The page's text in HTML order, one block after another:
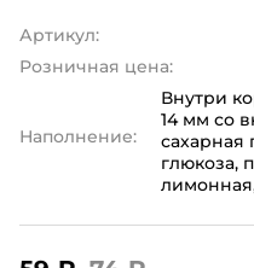
Артикул:
Розничная цена:
Наполнение:
Внутри
14 мм со
сахарная
глюкоза,